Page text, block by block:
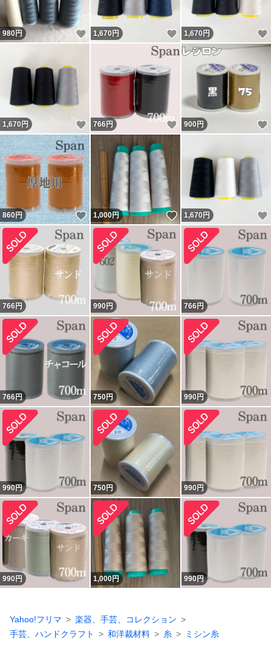
980円 いいね！
1,670 円 いいね！
1,670 円
1,670 円 いいね！
766円 いいね！
900円
860円 いいね！
1,000円 いいね！
1,670 円
766円 990円 766円
766円 750円 990円
990円 750円 990円
990円 1,000円 990円
Yahoo!フリマ
楽器、手芸、コレクション
手芸、ハンドクラフト
和洋裁材料 糸 ミシン糸